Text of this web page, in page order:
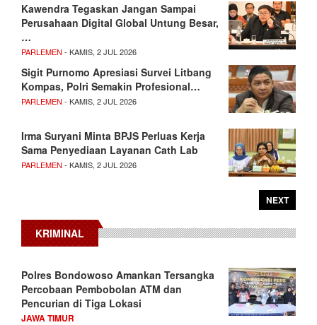
Kawendra Tegaskan Jangan Sampai
Perusahaan Digital Global Untung Besar,
…
PARLEMEN - KAMIS, 2 JUL 2026
Sigit Purnomo Apresiasi Survei Litbang
Kompas, Polri Semakin Profesional…
PARLEMEN - KAMIS, 2 JUL 2026
Irma Suryani Minta BPJS Perluas Kerja
Sama Penyediaan Layanan Cath Lab
PARLEMEN - KAMIS, 2 JUL 2026
NEXT
KRIMINAL
Polres Bondowoso Amankan Tersangka
Percobaan Pembobolan ATM dan
Pencurian di Tiga Lokasi
JAWA TIMUR